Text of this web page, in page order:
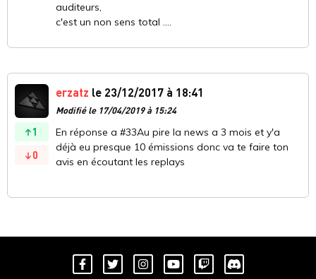
auditeurs,
c'est un non sens total ....
1
0
erzatz le 23/12/2017 à 18:41
Modifié le 17/04/2019 à 15:24
En réponse a #33Au pire la news a 3 mois et y'a
déjà eu presque 10 émissions donc va te faire ton
avis en écoutant les replays